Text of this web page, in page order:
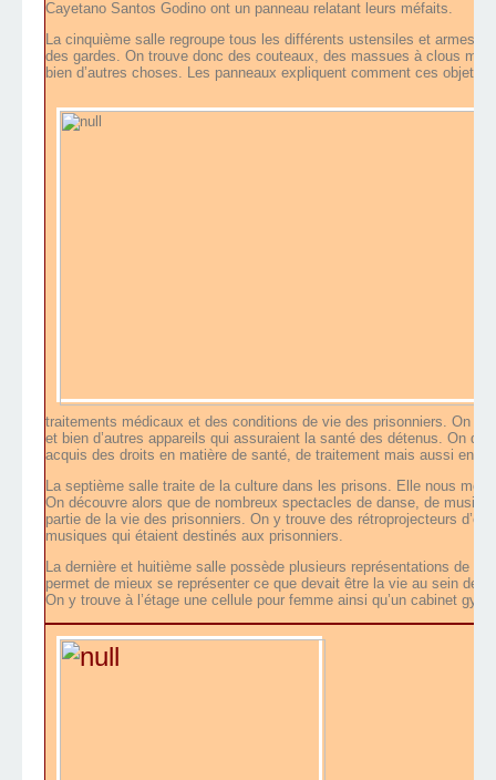
Cayetano Santos Godino ont un panneau relatant leurs méfaits.
La cinquième salle regroupe tous les différents ustensiles et armes
des gardes. On trouve donc des couteaux, des massues à clous
bien d’autres choses. Les panneaux expliquent comment ces objets
traitements médicaux et des conditions de vie des prisonniers. On y
et bien d’autres appareils qui assuraient la santé des détenus. On
acquis des droits en matière de santé, de traitement mais aussi en
La septième salle traite de la culture dans les prisons. Elle nous
On découvre alors que de nombreux spectacles de danse, de
partie de la vie des prisonniers. On y trouve des rétroprojecteurs
musiques qui étaient destinés aux prisonniers.
La dernière et huitième salle possède plusieurs représentations de
permet de mieux se représenter ce que devait être la vie au sein de
On y trouve à l’étage une cellule pour femme ainsi qu’un cabinet